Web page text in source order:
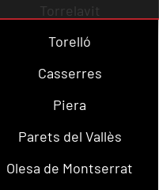
Torrelavit
Torelló
Casserres
Piera
Parets del Vallès
Olesa de Montserrat